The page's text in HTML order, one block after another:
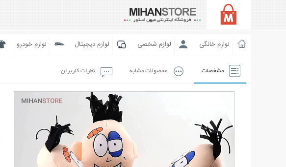
لوازم خانگی لوازم شخصی لوازم دیجیتال لوازم خودرو
مشخصات محصولات مشابه نظرات کاربران